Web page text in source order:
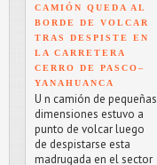
CAMIÓN QUEDA AL
BORDE DE VOLCAR
TRAS DESPISTE EN
LA CARRETERA
CERRO DE PASCO–
YANAHUANCA
U n camión de pequeñas
dimensiones estuvo a
punto de volcar luego
de despistarse esta
madrugada en el sector